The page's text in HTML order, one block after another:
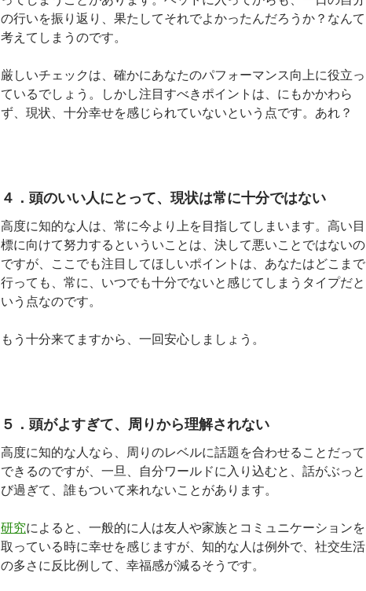
の行いを振り返り、果たしてそれでよかったんだろうか？なんて
考えてしまうのです。
厳しいチェックは、確かにあなたのパフォーマンス向上に役立っ
ているでしょう。しかし注目すべきポイントは、にもかかわら
ず、現状、十分幸せを感じられていないという点です。あれ？
４．頭のいい人にとって、現状は常に十分ではない
高度に知的な人は、常に今より上を目指してしまいます。高い目
標に向けて努力するといういことは、決して悪いことではないの
ですが、ここでも注目してほしいポイントは、あなたはどこまで
行っても、常に、いつでも十分でないと感じてしまうタイプだと
いう点なのです。
もう十分来てますから、一回安心しましょう。
５．頭がよすぎて、周りから理解されない
高度に知的な人なら、周りのレベルに話題を合わせることだって
できるのですが、一旦、自分ワールドに入り込むと、話がぶっと
び過ぎて、誰もついて来れないことがあります。
研究によると、一般的に人は友人や家族とコミュニケーションを
取っている時に幸せを感じますが、知的な人は例外で、社交生活
の多さに反比例して、幸福感が減るそうです。